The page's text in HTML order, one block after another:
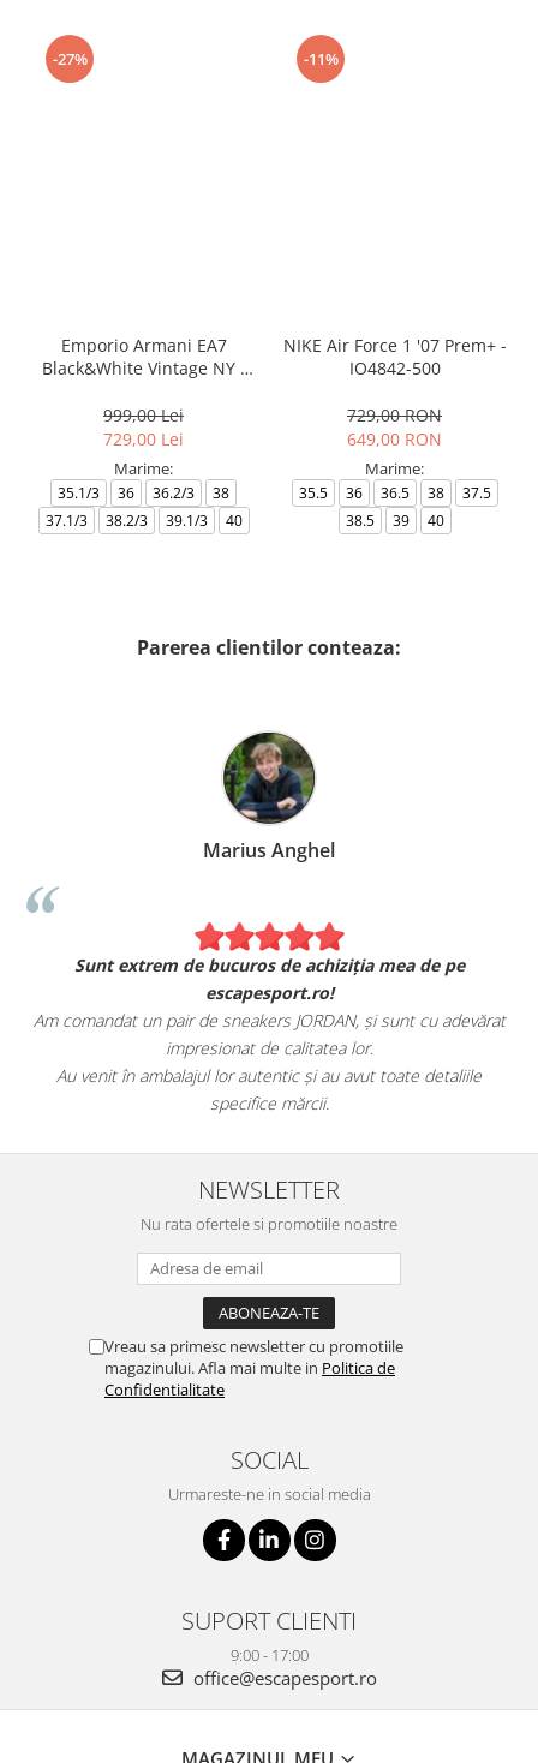
-27%
Emporio Armani EA7
Black&White Vintage NY -
999,00 Lei
729,00 Lei
Marime:
35.1/3 36 36.2/3
38
37.1/3
38.2/3 39.1/3 40
-11%
NIKE Air Force 1 '07 Prem+ -
IO4842-500
729,00 RON
649,00 RON
Marime:
35.5 36 36.5 38
37.5
38.5
39 40
Parerea clientilor conteaza:
Marius Anghel
Sunt extrem de bucuros de achiziția mea de pe
escapesport.ro!
Am comandat un pair de sneakers JORDAN, și sunt cu adevărat
impresionat de calitatea lor.
Au venit în ambalajul lor autentic și au avut toate detaliile
specifice mărcii.
NEWSLETTER
Nu rata ofertele si promotiile noastre
Vreau sa primesc newsletter cu promotiile
magazinului. Afla mai multe in Politica de
Confidentialitate
SOCIAL
Urmareste-ne in social media
SUPORT CLIENTI
9:00 - 17:00
office@escapesport.ro